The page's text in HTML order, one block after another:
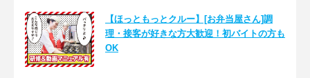
【ほっともっとクルー】[お弁当屋さん]調
理・接客が好きな方大歓迎！初バイトの方も
OK